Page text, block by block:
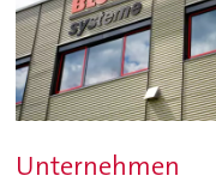
Unternehmen